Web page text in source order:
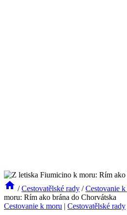
/ Cestovatělské rady / Cestovanie
moru: Rím ako brána do Chorvátska
Cestovanie k moru | Cestovatělské rady